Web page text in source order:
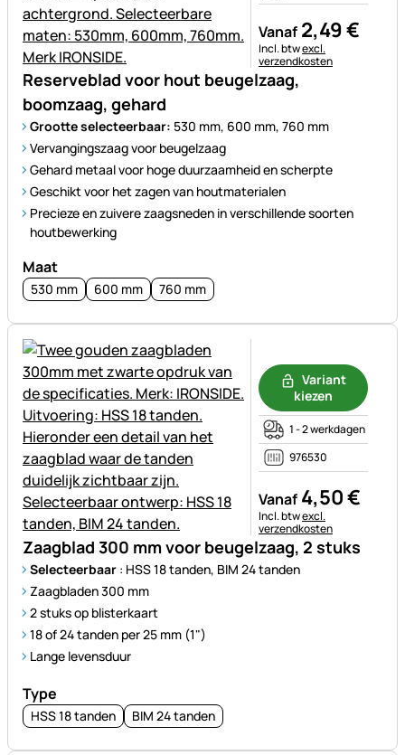
Reserveblad voor hout beugelzaag,
boomzaag, gehard
Grootte selecteerbaar: 530 mm, 600 mm, 760 mm
Vervangingszaag voor beugelzaag
Gehard metaal voor hoge duurzaamheid en scherpte
Geschikt voor het zagen van houtmaterialen
Precieze en zuivere zaagsneden in verschillende soorten
houtbewerking
Maat
530 mm 600 mm 760 mm
Vanaf 2,49€
Belastinginformatie:
Incl. btwexcl.
verzendkosten
Zaagblad 300 mm voor beugelzaag, 2 stuks
Selecteerbaar : HSS 18 tanden, BIM 24 tanden
Zaagbladen 300 mm
2 stuks op blisterkaart
18 of 24 tanden per 25 mm (1")
Lange levensduur
Type
HSS 18 tanden BIM 24 tanden
Variant
kiezen
1 - 2 werkdagen
976530
Vanaf 4,50€
Belastinginformatie:
Incl. btwexcl.
verzendkosten